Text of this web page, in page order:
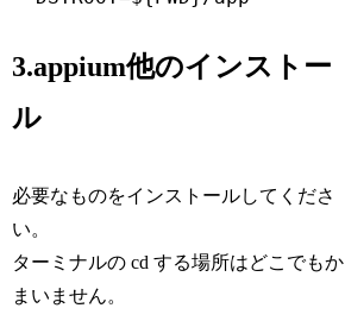
3.appium他のインストー
ル
必要なものをインストールしてくださ
い。
ターミナルの cd する場所はどこでもか
まいません。